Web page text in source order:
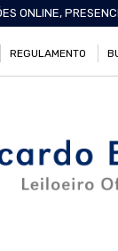
ONLINE,
REGULAMENTO